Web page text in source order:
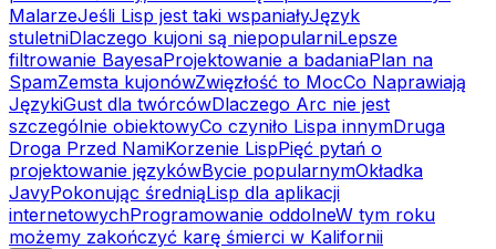
MalarzeJeśli Lisp jest taki wspaniałyJęzyk
stuletniDlaczego kujoni są niepopularniLepsze
filtrowanie BayesaProjektowanie a badaniaPlan na
SpamZemsta kujonówZwięzłość to MocCo Naprawiają
JęzykiGust dla twórcówDlaczego Arc nie jest
szczególnie obiektowyCo czyniło Lispa innymDruga
Droga Przed NamiKorzenie LispPięć pytań o
projektowanie językówBycie popularnymOkładka
JavyPokonując średniąLisp dla aplikacji
internetowychProgramowanie oddolneW tym roku
możemy zakończyć karę śmierci w Kalifornii